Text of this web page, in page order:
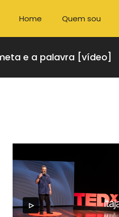
Home Quem sou
e a palavra [vídeo]